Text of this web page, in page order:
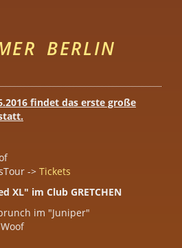
BERLIN
findet das erste große
-> Tickets
XL" im Club GRETCHEN
im "Juniper"